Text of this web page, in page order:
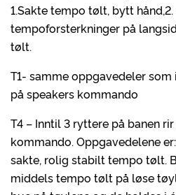
1.Sakte tempo tølt, bytt
tempoforsterkninger på
tølt.
T1- samme oppgavedeler
på speakers kommando
T4 – Inntil 3 ryttere på banen
kommando. Oppgavedelene
sakte, rolig stabilt tempo tølt.
middels tempo tølt på løse